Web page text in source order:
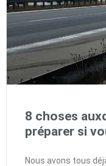
8 choses
préparer si
Nous avons tous